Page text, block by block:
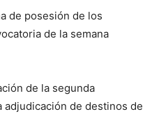
de posesión de los
de la semana
de la segunda
adjudicación de destinos de